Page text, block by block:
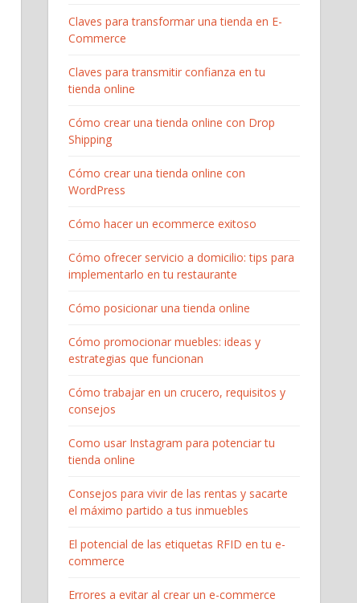
Claves para transformar una tienda en E-
Commerce
Claves para transmitir confianza en tu
tienda online
Cómo crear una tienda online con Drop
Shipping
Cómo crear una tienda online con
WordPress
Cómo hacer un ecommerce exitoso
Cómo ofrecer servicio a domicilio: tips para
implementarlo en tu restaurante
Cómo posicionar una tienda online
Cómo promocionar muebles: ideas y
estrategias que funcionan
Cómo trabajar en un crucero, requisitos y
consejos
Como usar Instagram para potenciar tu
tienda online
Consejos para vivir de las rentas y sacarte
el máximo partido a tus inmuebles
El potencial de las etiquetas RFID en tu e-
commerce
Errores a evitar al crear un e-commerce